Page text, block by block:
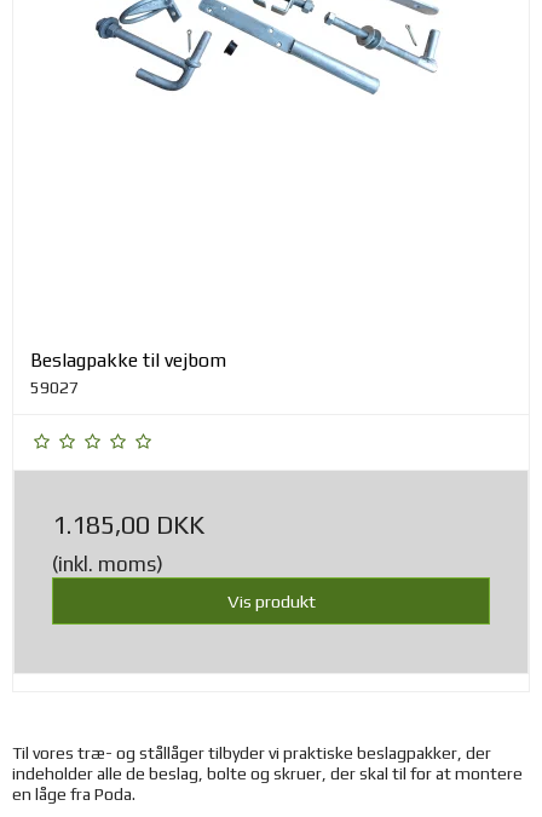
Beslagpakke til vejbom
59027
1.185,00 DKK
(inkl. moms)
Vis produkt
Til vores træ- og stållåger tilbyder vi praktiske beslagpakker, der
indeholder alle de beslag, bolte og skruer, der skal til for at montere
en låge fra Poda.